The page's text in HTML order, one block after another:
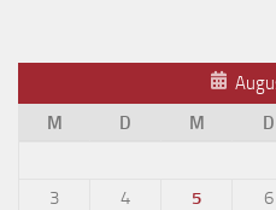
M
D M D
3
4 5 6